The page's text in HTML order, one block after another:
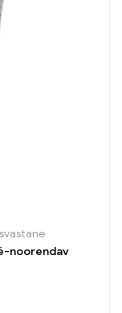
noorendav